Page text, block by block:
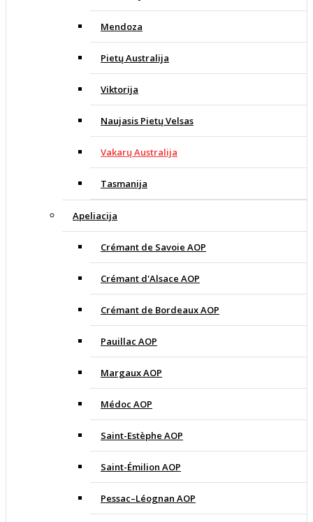
Mendoza
Pietų Australija
Viktorija
Naujasis Pietų Velsas
Vakarų Australija
Tasmanija
Apeliacija
Crémant de Savoie AOP
Crémant d'Alsace AOP
Crémant de Bordeaux AOP
Pauillac AOP
Margaux AOP
Médoc AOP
Saint-Estèphe AOP
Saint-Émilion AOP
Pessac–Léognan AOP